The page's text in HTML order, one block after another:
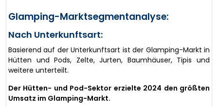
Glamping-Marktsegmentanalyse:
Nach Unterkunftsart:
Basierend auf der Unterkunftsart ist der Glamping-Markt in
Hütten und Pods, Zelte, Jurten, Baumhäuser, Tipis und
weitere unterteilt.
Der Hütten- und Pod-Sektor erzielte 2024 den größten
Umsatz im Glamping-Markt.